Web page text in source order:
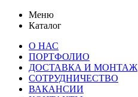
Меню
Каталог
О НАС
ПОРТФОЛИО
ДОСТАВКА И МОНТАЖ
СОТРУДНИЧЕСТВО
ВАКАНСИИ